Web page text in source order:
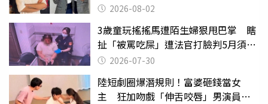
2026-08-02
3歲童玩搖搖馬遭陌生婦狠甩巴掌 瞎
扯「被罵吃屎」遭法官打臉判5月須入
監 2026-07-30
陸短劇圈爆潛規則！富婆砸錢當女
主 狂加吻戲「伸舌咬唇」男演員崩